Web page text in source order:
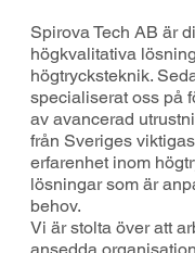
Spirova Tech AB är
högkvalitativa
högtrycksteknik.
specialiserat oss på
av avancerad
från Sveriges
erfarenhet inom
lösningar som är
behov.
Vi är stolta över att